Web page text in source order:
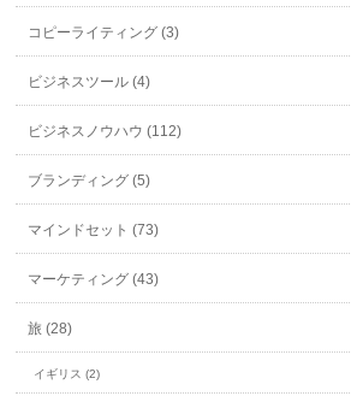
コピーライティング (3)
ビジネスツール (4)
ビジネスノウハウ (112)
ブランディング (5)
マインドセット (73)
マーケティング (43)
旅 (28)
イギリス (2)